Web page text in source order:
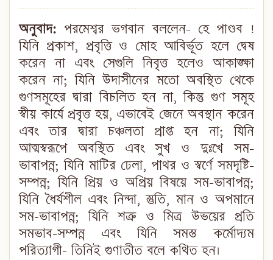
অনুবাদ: পরমেশ্বর ভগবান বললেন- হে পাণ্ডব !
যিনি প্রকাশ, প্রবৃত্তি ও মোহ আবির্ভূত হলে দ্বেষ
করেন না এবং সেগুলি নিবৃত্ত হলেও আকাঙ্ক্ষা
করেন না; যিনি উদাসীনের মতো অবস্থিত থেকে
গুণসমূহের দ্বারা বিচলিত হন না, কিন্তু গুণ সমূহ
স্বীয় কার্যে প্রবৃত্ত হয়, এভাবেই জেনে অবস্থান করেন
এবং তার দ্বারা চঞ্চলতা প্রাপ্ত হন না; যিনি
আত্মস্বরূপে অবস্থিত এবং সুখ ও দুঃখে সম-
ভাবাপন্ন; যিনি মাটির ঢেলা, পাথর ও স্বর্ণে সমদৃষ্টি-
সম্পন্ন; যিনি প্রিয় ও অপ্রিয় বিষয়ে সম-ভাবাপন্ন;
যিনি ধৈর্যশীল এবং নিন্দা, স্তুতি, মান ও অপমানে
সম-ভাবাপন্ন; যিনি শত্রু ও মিত্র উভয়ের প্রতি
সমভাব-সম্পন্ন এবং যিনি সমস্ত কর্মোদ্যম
পরিত্যাগী- তিনিই গুণাতীত বলে কথিত হন।